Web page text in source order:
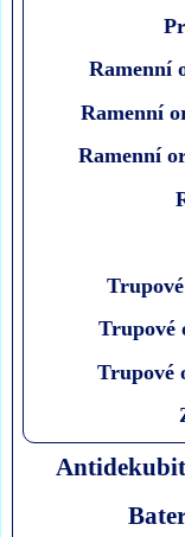
Ramenní
Ramenní
Ramenní
Trupové
Trupové